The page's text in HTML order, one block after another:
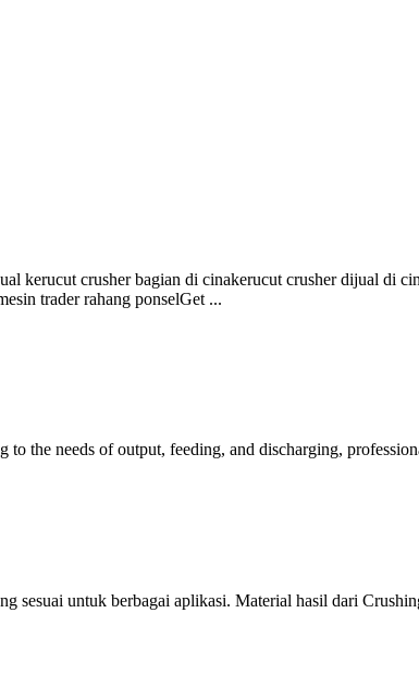
kerucut crusher bagian di cinakerucut crusher dijual di
trader rahang ponselGet ...
the needs of output, feeding, and discharging,
sesuai untuk berbagai aplikasi. Material hasil dari